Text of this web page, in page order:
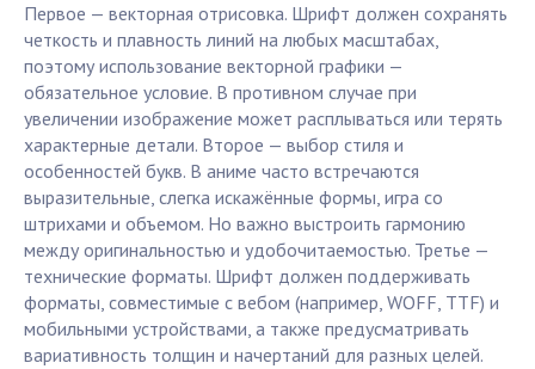
Первое — векторная отрисовка. Шрифт должен сохранять
четкость и плавность линий на любых масштабах,
поэтому использование векторной графики —
обязательное условие. В противном случае при
увеличении изображение может расплываться или терять
характерные детали. Второе — выбор стиля и
особенностей букв. В аниме часто встречаются
выразительные, слегка искажённые формы, игра со
штрихами и объемом. Но важно выстроить гармонию
между оригинальностью и удобочитаемостью. Третье —
технические форматы. Шрифт должен поддерживать
форматы, совместимые с вебом (например, WOFF, TTF) и
мобильными устройствами, а также предусматривать
вариативность толщин и начертаний для разных целей.